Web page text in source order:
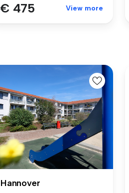
€ 475 View more
Hannover